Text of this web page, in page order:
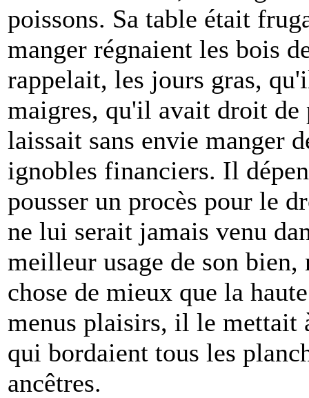
poissons. Sa table était
manger régnaient les bois
rappelait, les jours gras,
maigres, qu'il avait droit de
laissait sans envie manger
ignobles financiers. Il
pousser un procès pour le
ne lui serait jamais venu
meilleur usage de son bien,
chose de mieux que la
menus plaisirs, il le mettait
qui bordaient tous les
ancêtres.